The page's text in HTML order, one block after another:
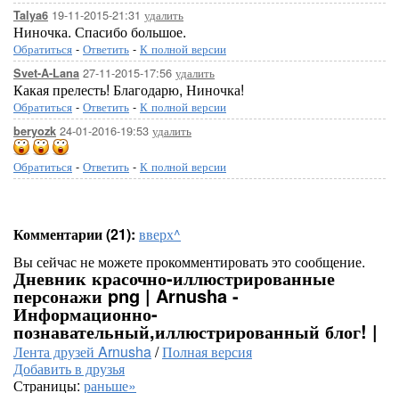
Talya6 19-11-2015-21:31 удалить
Ниночка. Спасибо большое.
Обратиться - Ответить - К полной версии
Svet-A-Lana 27-11-2015-17:56 удалить
Какая прелесть! Благодарю, Ниночка!
Обратиться - Ответить - К полной версии
beryozk 24-01-2016-19:53 удалить
Обратиться - Ответить - К полной версии
Комментарии (21): вверх^
Вы сейчас не можете прокомментировать это сообщение.
Дневник красочно-иллюстрированные
персонажи png | Arnusha -
Информационно-
познавательный,иллюстрированный блог! |
Лента друзей Arnusha/Полная версия
Добавить в друзья
Страницы: раньше»